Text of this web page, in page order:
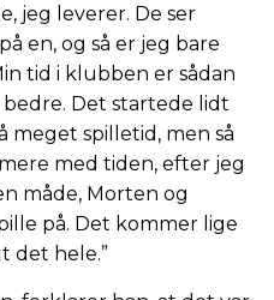
jeg leverer. De ser
en, og så er jeg bare
tid i klubben er sådan
Det startede lidt
meget spilletid, men så
med tiden, efter jeg
måde, Morten og
på. Det kommer lige
det hele.”